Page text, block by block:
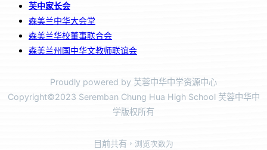
芙中家长会
森美兰中华大会堂
森美兰华校董事联合会
森美兰州国中华文教师联谊会
Proudly powered by 芙蓉中华中学资源中心
Copyright©2023 Seremban Chung Hua High School 芙蓉中华中
学版权所有
目前共有 ，浏览次数为